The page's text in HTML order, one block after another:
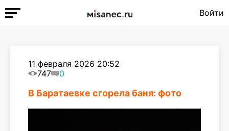
Войти
11 февраля 2026 20:52
747
0
В Баратаевке сгорела баня: фото